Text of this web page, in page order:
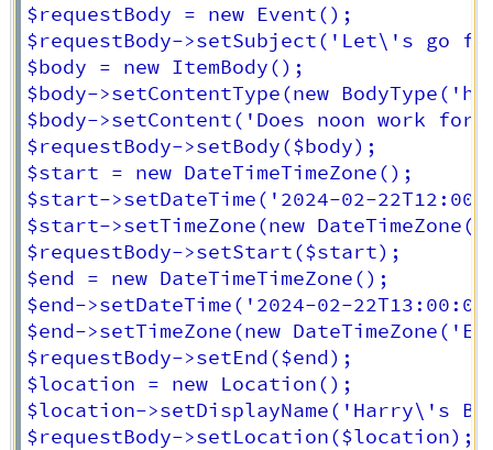
$requestBody = new Event();
$requestBody->setSubject('Let\'s go
$body = new ItemBody();
$body->setContentType(new
$body->setContent('Does noon work for
$requestBody->setBody($body);
$start = new DateTimeTimeZone();
$start->setDateTime('2024-02-
$start->setTimeZone(new
$requestBody->setStart($start);
$end = new DateTimeTimeZone();
$end->setDateTime('2024-02-
$end->setTimeZone(new
$requestBody->setEnd($end);
$location = new Location();
$location->setDisplayName('Harry\'s
$requestBody->setLocation($location);